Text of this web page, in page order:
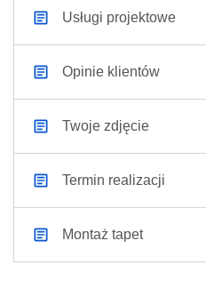
Usługi projektowe
Opinie klientów
Twoje zdjęcie
Termin realizacji
Montaż tapet